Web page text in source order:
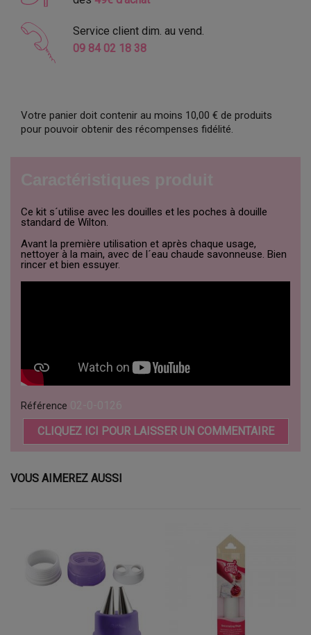
Service client dim. au vend.
09 84 02 18 38
Votre panier doit contenir au moins 10,00 € de produits
pour pouvoir obtenir des récompenses fidélité.
Ce kit s´utilise avec les douilles et les poches à douille
standard de Wilton.
Avant la première utilisation et après chaque usage,
nettoyer à la main, avec de l´eau chaude savonneuse. Bien
rincer et bien essuyer.
Référence
CLIQUEZ ICI POUR LAISSER UN COMMENTAIRE
VOUS AIMEREZ AUSSI